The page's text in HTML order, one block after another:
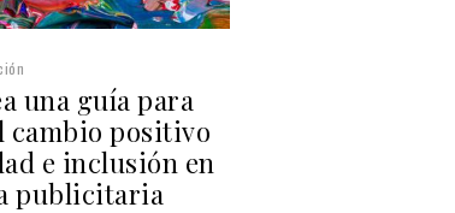
una guía para
cambio positivo
e inclusión en
publicitaria